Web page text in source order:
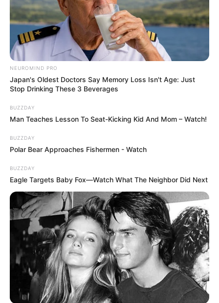
csomagja, másnap hajnalban mentünk volna a
reptérre, az utolsó pillanatban, késő este kellett
lemondani a hivatalos programot, mert annyira
rossz állapotban volt az otthoni dolgok miatt Varga
Judit. Ő egyébként ekkor teljes erőbedobással
letárgyalása érdekében.
NEUROMIND PRO
Japan's Oldest Doctors Say Memory Loss Isn't Age: Just
Stop Drinking These 3 Beverages
BUZZDAY
Man Teaches Lesson To Seat-Kicking Kid And Mom – Watch!
BUZZDAY
Polar Bear Approaches Fishermen - Watch
BUZZDAY
Eagle Targets Baby Fox—Watch What The Neighbor Did Next